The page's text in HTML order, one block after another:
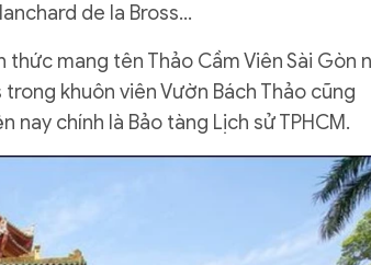
de la Bross…
mang tên Thảo Cầm Viên Sài Gòn
khuôn viên Vườn Bách Thảo cũng
chính là Bảo tàng Lịch sử TPHCM.